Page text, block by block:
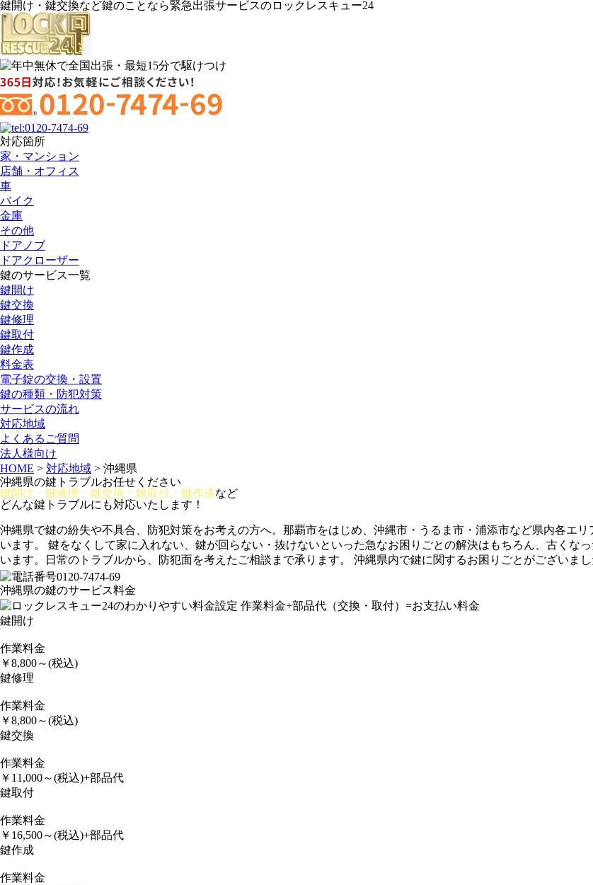
鍵開け・鍵交換など鍵のことなら緊急出張サービスのロックレスキュー24
対応箇所
家・マンション
店舗・オフィス
車
バイク
金庫
その他
ドアノブ
ドアクローザー
鍵のサービス一覧
鍵開け
鍵交換
鍵修理
鍵取付
鍵作成
料金表
電子錠の交換・設置
鍵の種類・防犯対策
サービスの流れ
対応地域
よくあるご質問
法人様向け
HOME > 対応地域 > 沖縄県
沖縄県の鍵トラブルお任せください
鍵開け・鍵修理・鍵交換・鍵取付・鍵作成など
どんな鍵トラブルにも対応いたします！
沖縄県で鍵の紛失や不具合、防犯対策をお考えの方へ。那覇市をはじめ、沖縄市・うるま市・浦添市など県内各エ
います。 鍵をなくして家に入れない、鍵が回らない・抜けないといった急なお困りごとの解決はもちろん、古くな
います。日常のトラブルから、防犯面を考えたご相談まで承ります。 沖縄県内で鍵に関するお困りごとがございま
沖縄県の鍵のサービス料金
鍵開け
作業料金
￥8,800～(税込)
鍵修理
作業料金
￥8,800～(税込)
鍵交換
作業料金
￥ 11,000～(税込)+部品代
鍵取付
作業料金
￥ 16,500～(税込)+部品代
鍵作成
作業料金